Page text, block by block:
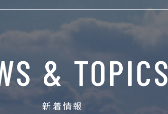
& TOPICS
新着情報